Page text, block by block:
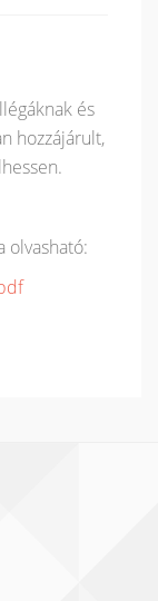
és
hozzájárult,
olvasható: